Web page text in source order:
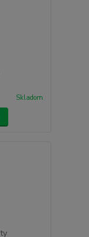
Skladom